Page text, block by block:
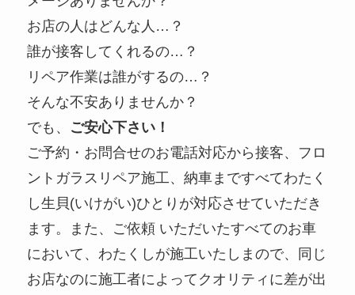
お店の人はどんな人…？
誰が接客してくれるの…？
リペア作業は誰がするの…？
そんな不安ありませんか？
でも、 ご安心下さい！
ご予約・お問合せのお電話対応から接客、フロ
ントガラスリペア施工、納車まですべてわたく
し生貝(いけがい)ひとりが対応させていただき
ます。また、ご依頼 いただいたすべてのお車
において、わたくしが施工いたしまので、同じ
お店なのに施工者によってクオリティに差が出